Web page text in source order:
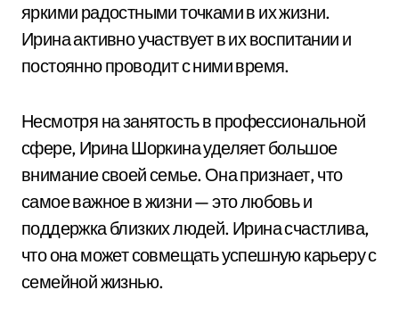
яркими радостными точками в их жизни.
Ирина активно участвует в их воспитании и
постоянно проводит с ними время.
Несмотря на занятость в профессиональной
сфере, Ирина Шоркина уделяет большое
внимание своей семье. Она признает, что
самое важное в жизни — это любовь и
поддержка близких людей. Ирина счастлива,
что она может совмещать успешную карьеру с
семейной жизнью.